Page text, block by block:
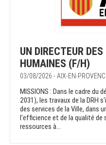
UN DIRECTEUR
HUMAINES (F/H)
03/08/2026 - AIX-EN-
MISSIONS : Dans le cadre du
2031), les travaux de la DRH
des services de la Ville, dans
l'efficience et de la qualité
ressources à...